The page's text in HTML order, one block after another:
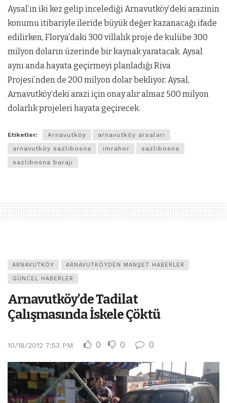
Aysal’ın iki kez gelip incelediği Arnavutköy’deki arazinin
konumu itibariyle ileride büyük değer kazanacağı ifade
edilirken, Florya’daki 300 villalık proje de kulübe 300
milyon doların üzerinde bir kaynak yaratacak. Aysal
aynı anda hayata geçirmeyi planladığı Riva
Projesi’nden de 200 milyon dolar bekliyor. Aysal,
Arnavutköy’deki arazi için onay alır almaz 500 milyon
dolarlık projeleri hayata geçirecek.
Etiketler: Arnavutköy
arnavutköy arsaları
arnavutköy sazlıbosna
imrahor
sazlıbosna
sazlıbosna barajı
ARNAVUTKÖY ARNAVUTKÖYDEN MANŞET HABERLER
GÜNCEL HABERLER
Arnavutköy’de Tadilat
Çalışmasında İskele Çöktü
10/18/2012 7:53 PM 0 0 0